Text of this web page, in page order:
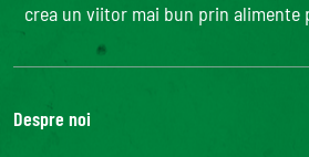
crea un viitor mai bun prin alimente
Despre noi